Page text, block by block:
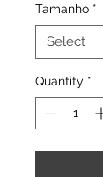
Tamanho *
Quantity *